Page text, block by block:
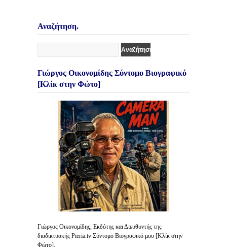
Αναζήτηση.
Γιώργος Οικονομίδης Σύντομο Βιογραφικό
[Κλίκ στην Φώτο]
Γιώργος Οικονομίδης, Εκδότης και Διευθυντής της
διαδικτυακής Pieria.tv Σύντομο Βιογραφικό μου [Κλίκ στην
Φώτο].